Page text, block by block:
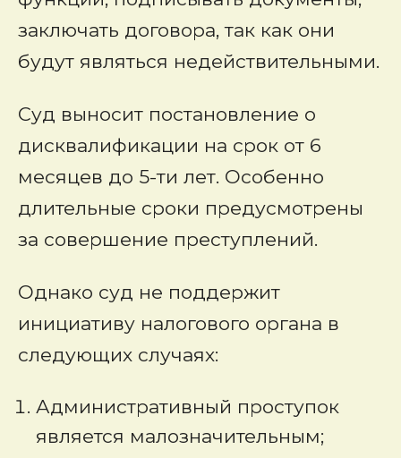
заключать договора, так как они
будут являться недействительными.
Суд выносит постановление о
дисквалификации на срок от 6
месяцев до 5-ти лет. Особенно
длительные сроки предусмотрены
за совершение преступлений.
Однако суд не поддержит
инициативу налогового органа в
следующих случаях:
Административный проступок
является малозначительным;